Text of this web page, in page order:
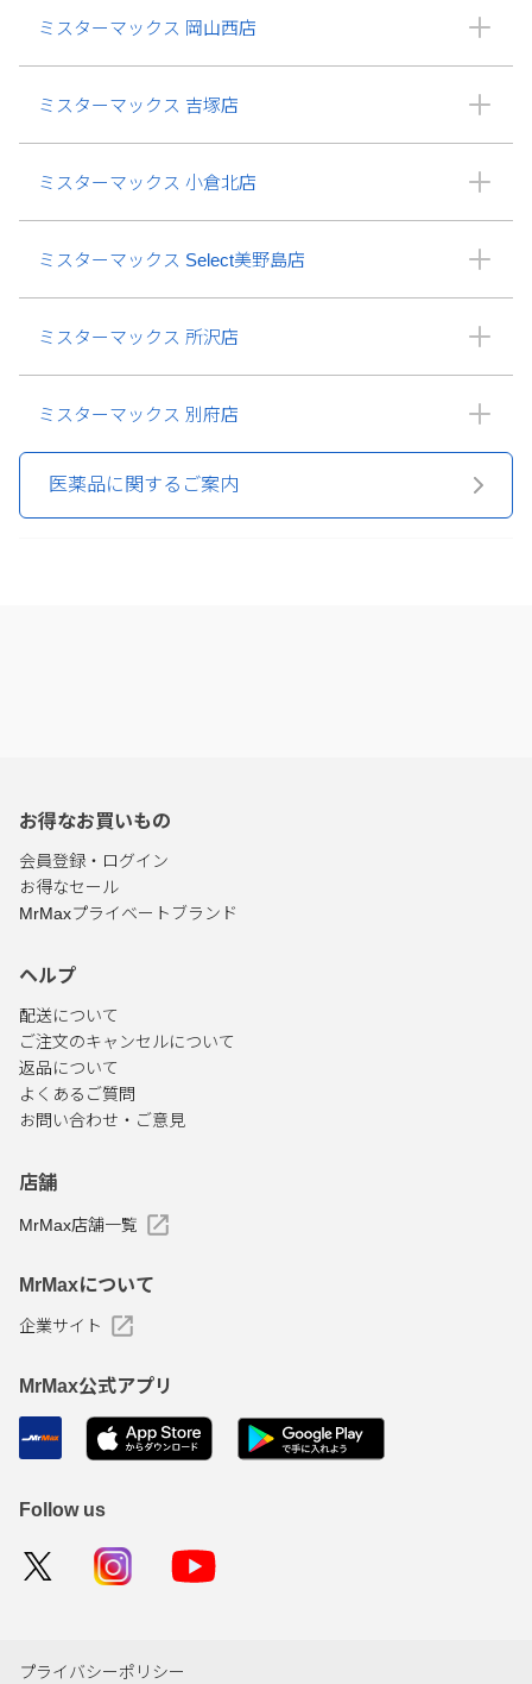
ミスターマックス 岡山西店
ミスターマックス 吉塚店
ミスターマックス 小倉北店
ミスターマックス Select美野島店
ミスターマックス 所沢店
ミスターマックス 別府店
医薬品に関するご案内
お得なお買いもの
会員登録・ログイン
お得なセール
MrMaxプライベートブランド
ヘルプ
配送について
ご注文のキャンセルについて
返品について
よくあるご質問
お問い合わせ・ご意見
店舗
MrMax店舗一覧
MrMaxについて
企業サイト
MrMax公式アプリ
Follow us
プライバシーポリシー